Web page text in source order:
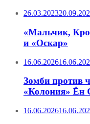
26.03.2023
«Мальчик,
и «Оскар»
16.06.2026
Зомби против
«Колония» Ён
16.06.2026